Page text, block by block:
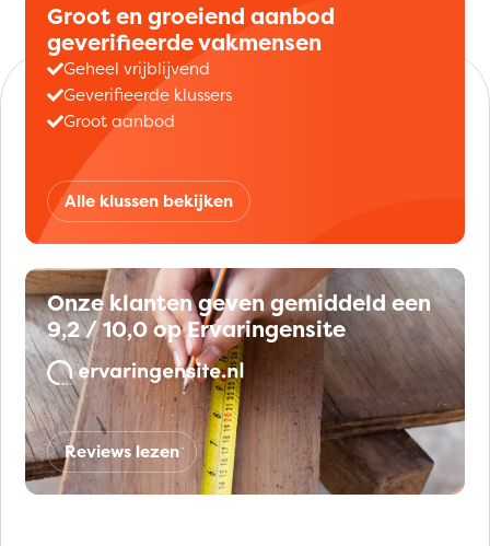
Groot en groeiend aanbod
geverifieerde vakmensen
Geheel vrijblijvend
Geverifieerde klussers
Groot aanbod
Alle klussen bekijken
Onze klanten geven gemiddeld een
9,2 / 10,0 op Ervaringensite
Reviews lezen